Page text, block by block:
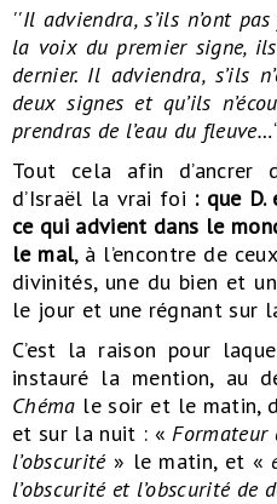
''Il adviendra, s’ils n’ont
la voix du premier signe,
dernier. Il adviendra, s’ils
deux signes et qu’ils
prendras de l’eau du fleuve…
Tout cela afin
d’Israël la vrai foi : que
ce qui advient dans le
le mal, à l’encontre de
divinités, une du bien et
le jour et une régnant sur
C’est la raison pour
instauré la mention, au
Chéma le soir et le matin,
et sur la nuit : «Formateur
l’obscurité» le matin, et «
l’obscurité et l’obscurité